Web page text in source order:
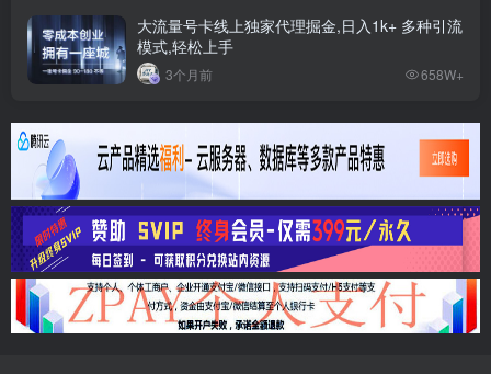
大流量号卡线上独家代理掘金,日入1k+ 多种引流
模式,轻松上手
3个月前 658W+